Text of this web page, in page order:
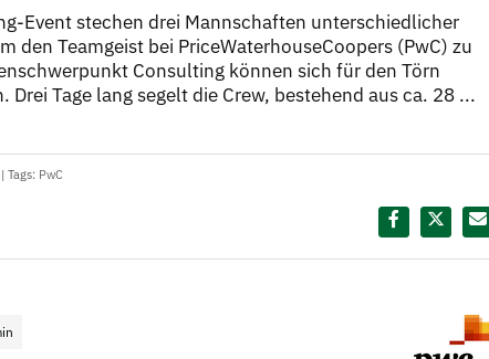
Event stechen drei Mannschaften unterschiedlicher
den Teamgeist bei PriceWaterhouseCoopers (PwC) zu
Consulting können sich für den Törn
Tage lang segelt die Crew, bestehend aus ca. 28 ...
| Tags: PwC